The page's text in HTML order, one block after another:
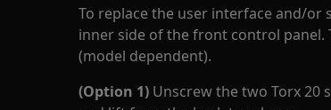
To replace the user interface and/or
inner side of the front control panel.
(model dependent).
(Option 1) Unscrew the two Torx 20